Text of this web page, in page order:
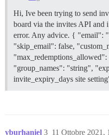
Hi, Ive been trying to send
board via the invites API and
error. Any advice. { "email":
"skip_email": false,
"group_names": "string",
invite_expiry_days site
yburhaniel 11 Ottobre 2021,
3